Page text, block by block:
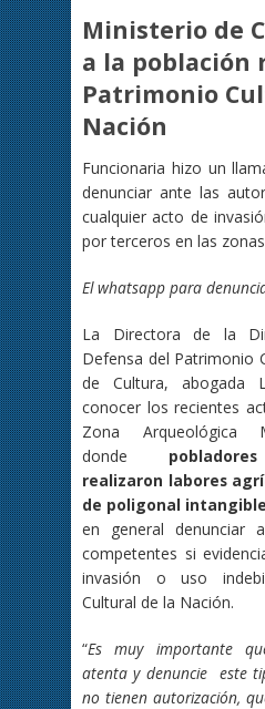
Ministerio de
a la población
Patrimonio
Nación
Funcionaria hizo un
denunciar ante las
cualquier acto de
por terceros en las
El whatsapp para
La Directora de la
Defensa del Patrimonio
de Cultura, abogada
conocer los recientes
Zona Arqueológica
donde
realizaron labores
de poligonal intangible
en general denunciar
competentes si
invasión o uso
Cultural de la Nación.
“Es muy importante
atenta y denuncie este
no tienen autorización,